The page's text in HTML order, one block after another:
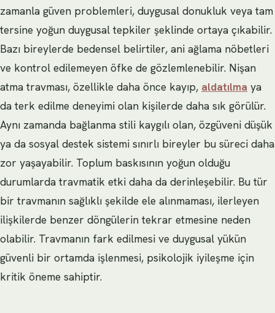
zamanla güven problemleri, duygusal donukluk veya tam
tersine yoğun duygusal tepkiler şeklinde ortaya çıkabilir.
Bazı bireylerde bedensel belirtiler, ani ağlama nöbetleri
ve kontrol edilemeyen öfke de gözlemlenebilir. Nişan
atma travması, özellikle daha önce kayıp, aldatılma ya
da terk edilme deneyimi olan kişilerde daha sık görülür.
Aynı zamanda bağlanma stili kaygılı olan, özgüveni düşük
ya da sosyal destek sistemi sınırlı bireyler bu süreci daha
zor yaşayabilir. Toplum baskısının yoğun olduğu
durumlarda travmatik etki daha da derinleşebilir. Bu tür
bir travmanın sağlıklı şekilde ele alınmaması, ilerleyen
ilişkilerde benzer döngülerin tekrar etmesine neden
olabilir. Travmanın fark edilmesi ve duygusal yükün
güvenli bir ortamda işlenmesi, psikolojik iyileşme için
kritik öneme sahiptir.